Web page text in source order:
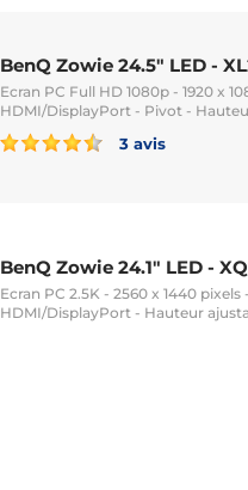
BenQ Zowie 24.5" LED -
Ecran PC Full HD 1080p - 1920 x
HDMI/DisplayPort - Pivot -
3 avis
BenQ Zowie 24.1" LED -
Ecran PC 2.5K - 2560 x 1440
HDMI/DisplayPort - Hauteur